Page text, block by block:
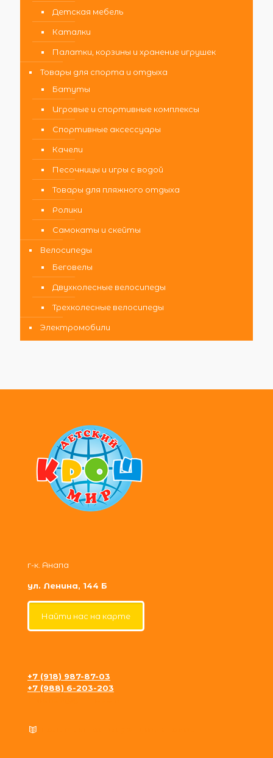
Детская мебель
Каталки
Палатки, корзины и хранение игрушек
Товары для спорта и отдыха
Батуты
Игровые и спортивные комплексы
Спортивные аксессуары
Качели
Песочницы и игры с водой
Товары для пляжного отдыха
Ролики
Самокаты и скейты
Велосипеды
Беговелы
Двухколесные велосипеды
Трехколесные велосипеды
Электромобили
г-к. Анапа
ул. Ленина, 144 Б
Найти нас на карте
+7 (918) 987-87-03
+7 (988) 6-203-203